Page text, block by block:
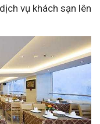
vụ khách sạn lên